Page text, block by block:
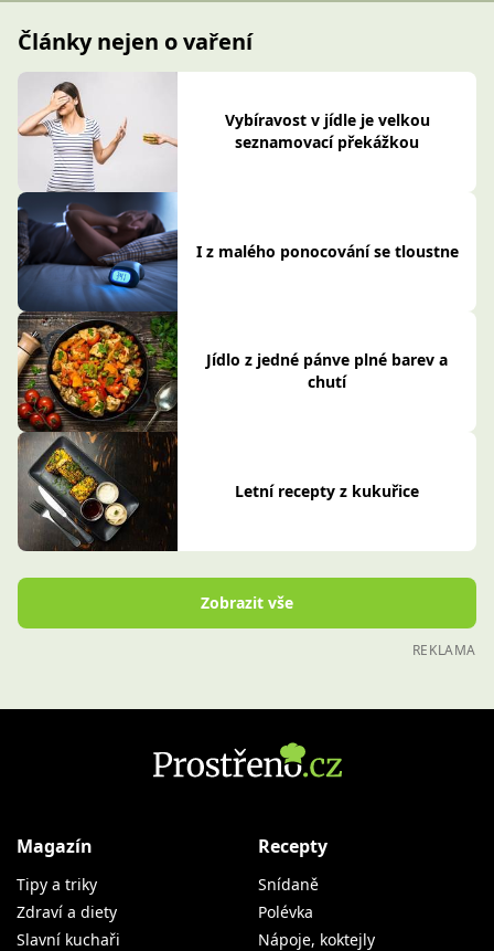
Články nejen o vaření
Vybíravost v jídle je velkou
seznamovací překážkou
I z malého ponocování se tloustne
Jídlo z jedné pánve plné barev a
chutí
Letní recepty z kukuřice
Zobrazit vše
REKLAMA
Magazín
Tipy a triky
Zdraví a diety
Slavní kuchaři
Recepty
Snídaně
Polévka
Nápoje, koktejly